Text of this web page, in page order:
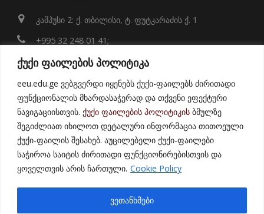
ქუქი ფაილების პოლიტიკა
eeu.edu.ge ვებგვერდი იყენებს ქუქი-ფაილებს ძირითადი
ფუნქციონალის მხარდასაჭერად და თქვენი ეფექტური
ნავიგაციისთვის. ქუქი ფაილების პოლიტიკის ბმულზე
შეგიძლიათ იხილოთ დეტალური ინფორმაცია თითოეული
ქუქი-ფაილის შესახებ. აუცილებელი ქუქი-ფაილები
საჭიროა საიტის ძირითადი ფუნქციონირებისთვის და
ყოველთვის არის ჩართული. Cookie Policy
ვეთანხმები
კამპუსი 2: ქ. თბილისი, ტ. ფუტკარაძის ქ. 1
+995 32 248 01 41;
info@eeu.edu.ge
Map
East European University